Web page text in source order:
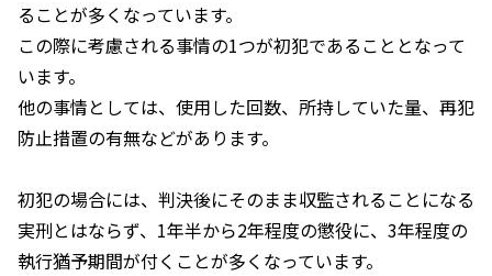
ることが多くなっています。
この際に考慮される事情の1つが初犯であることとなって
います。
他の事情としては、使用した回数、所持していた量、再犯
防止措置の有無などがあります。
初犯の場合には、判決後にそのまま収監されることになる
実刑とはならず、 1年半から2年程度の懲役に、 3年程度の
執行猶予期間が付くことが多くなっています。